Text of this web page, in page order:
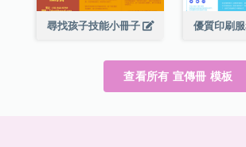
尋找孩子技能小冊子 優質印刷
查看所有 宣傳冊 模板